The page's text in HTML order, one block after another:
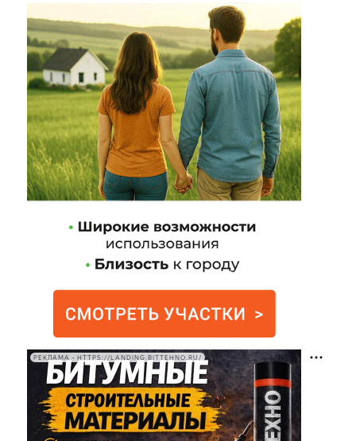
РЕКЛАМА • HTTPS://LANDING.BITTEHNO.RU/